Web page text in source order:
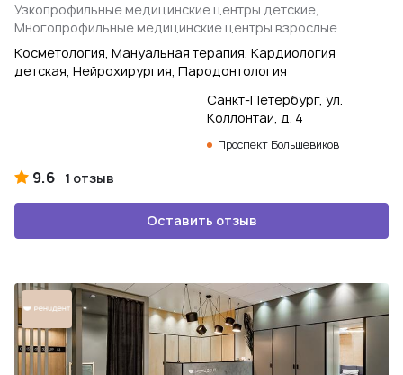
Узкопрофильные медицинские центры детские,
Многопрофильные медицинские центры взрослые
Косметология, Мануальная терапия, Кардиология
детская, Нейрохирургия, Пародонтология
Санкт-Петербург, ул.
Коллонтай, д. 4
Проспект Большевиков
9.6 1 отзыв
Оставить отзыв